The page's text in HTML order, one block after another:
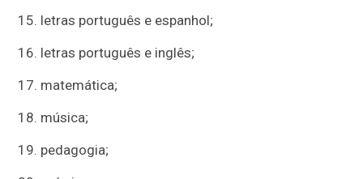
15. letras português e espanhol;
16. letras português e inglês;
17. matemática;
18. música;
19. pedagogia;